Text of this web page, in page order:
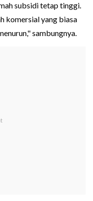
subsidi tetap tinggi.
komersial yang biasa
sambungnya.